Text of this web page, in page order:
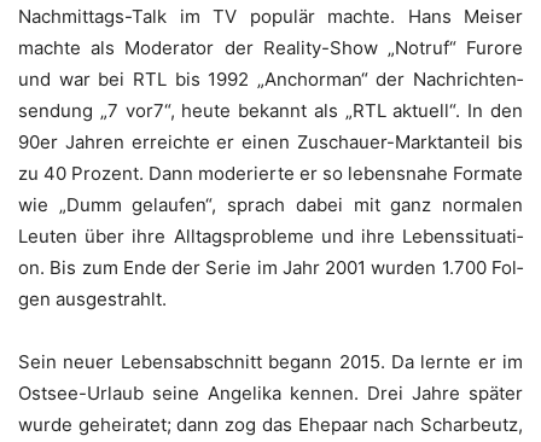
Nach­mit­tags-Talk im TV popu­lär mach­te. Hans Mei­ser
mach­te als Mode­ra­tor der Rea­li­ty-Show „Not­ruf“ Furo­re
und war bei RTL bis 1992 „Anchor­man“ der Nach­rich­ten­
sen­dung „7 vor7“, heu­te bekannt als „RTL aktu­ell“. In den
90er Jah­ren erreich­te er einen Zuschau­er-Markt­an­teil bis
zu 40 Pro­zent. Dann mode­rier­te er so lebens­na­he For­ma­te
wie „Dumm gelau­fen“, sprach dabei mit ganz nor­ma­len
Leu­ten über ihre All­tags­pro­ble­me und ihre Lebens­si­tua­ti­
on. Bis zum Ende der Serie im Jahr 2001 wur­den 1.700 Fol­
gen ausgestrahlt.
Sein neu­er Lebens­ab­schnitt begann 2015. Da lern­te er im
Ost­see-Urlaub sei­ne Ange­li­ka ken­nen. Drei Jah­re spä­ter
wur­de gehei­ra­tet; dann zog das Ehe­paar nach Schar­beutz,